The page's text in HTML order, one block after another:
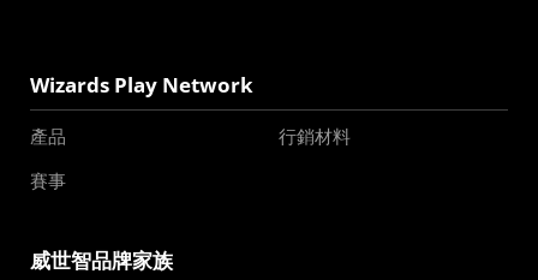
Wizards Play Network
產品
行銷材料
賽事
威世智品牌家族